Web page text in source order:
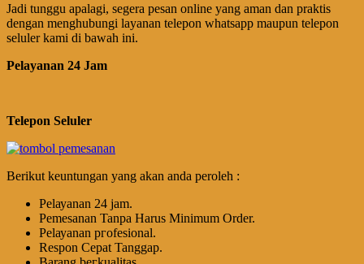
Jadi tunggu apalagi, segera pesan online yang aman dan praktis
dengan menghubungi layanan telepon whatsapp maupun telepon
seluler kami di bawah ini.
Pelayanan 24 Jam
Telepon Seluler
Berikut keuntungan yang akan anda peroleh :
Pеӏауаnаn 24 jam.
Pemesanan Tanpa Harus Minimum Order.
Pеӏауаnаn ргоfеѕіоnаӏ.
Respon Cepat Tanggap.